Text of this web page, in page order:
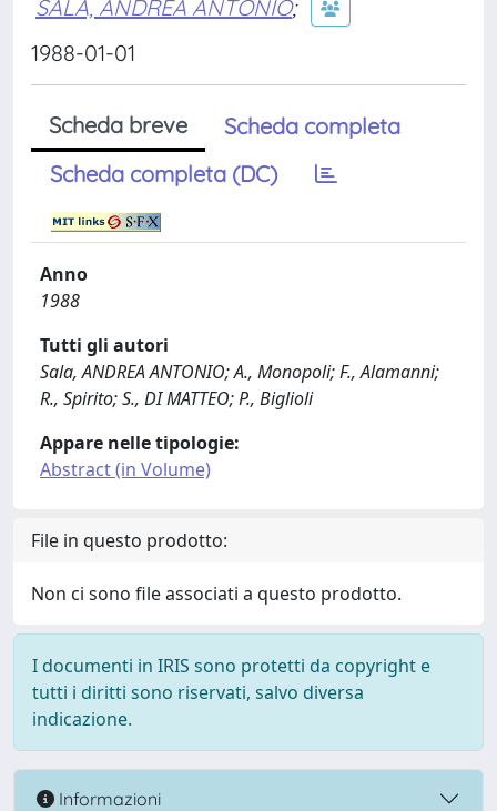
SALA, ANDREA ANTONIO;
1988-01-01
Scheda breve
Scheda completa
Scheda completa (DC)
Anno
1988
Tutti gli autori
Sala, ANDREA ANTONIO; A., Monopoli; F., Alamanni;
R., Spirito; S., DI MATTEO; P., Biglioli
Appare nelle tipologie:
Abstract (in Volume)
File in questo prodotto:
Non ci sono file associati a questo prodotto.
I documenti in IRIS sono protetti da copyright e
tutti i diritti sono riservati, salvo diversa
indicazione.
Informazioni